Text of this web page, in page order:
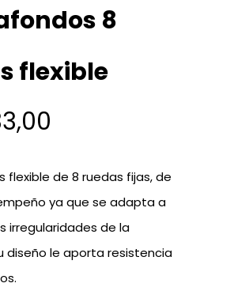
8
flexible
flexible de 8 ruedas fijas, de
ya que se adapta a
irregularidades de la
diseño le aporta resistencia